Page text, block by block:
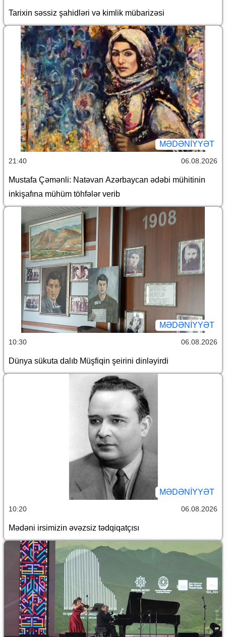
Tarixin səssiz şahidləri və kimlik mübarizəsi
MƏDƏNIYYƏT
21:40 06.08.2026
Mustafa Çəmənli: Natəvan Azərbaycan ədəbi mühitinin
inkişafına mühüm töhfələr verib
MƏDƏNIYYƏT
10:30 06.08.2026
Dünya sükuta dalıb Müşfiqin şeirini dinləyirdi
MƏDƏNIYYƏT
10:20 06.08.2026
Mədəni irsimizin əvəzsiz tədqiqatçısı